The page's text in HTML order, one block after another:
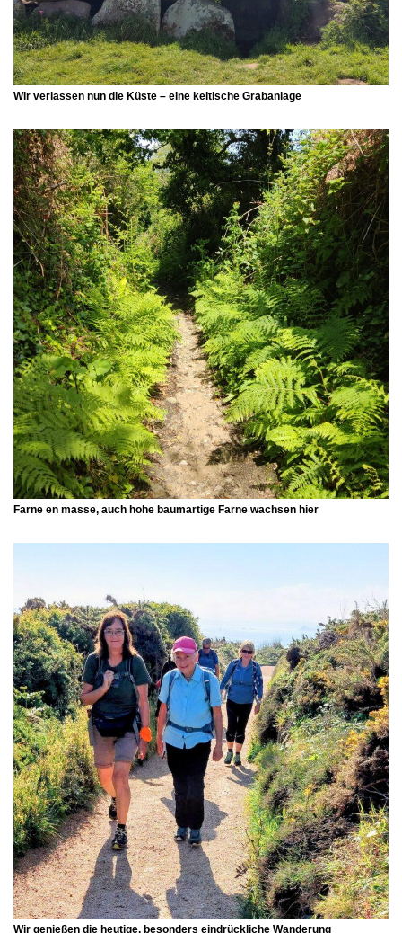
Wir verlassen nun die Küste – eine keltische Grabanlage
Farne en masse, auch hohe baumartige Farne wachsen hier
Wir genießen die heutige, besonders eindrückliche Wanderung